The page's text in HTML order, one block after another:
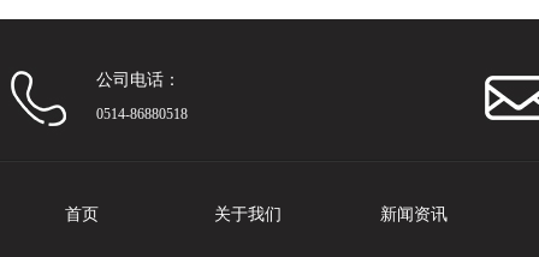
公司电话：
0514-86880518
首页 关于我们 新闻资讯